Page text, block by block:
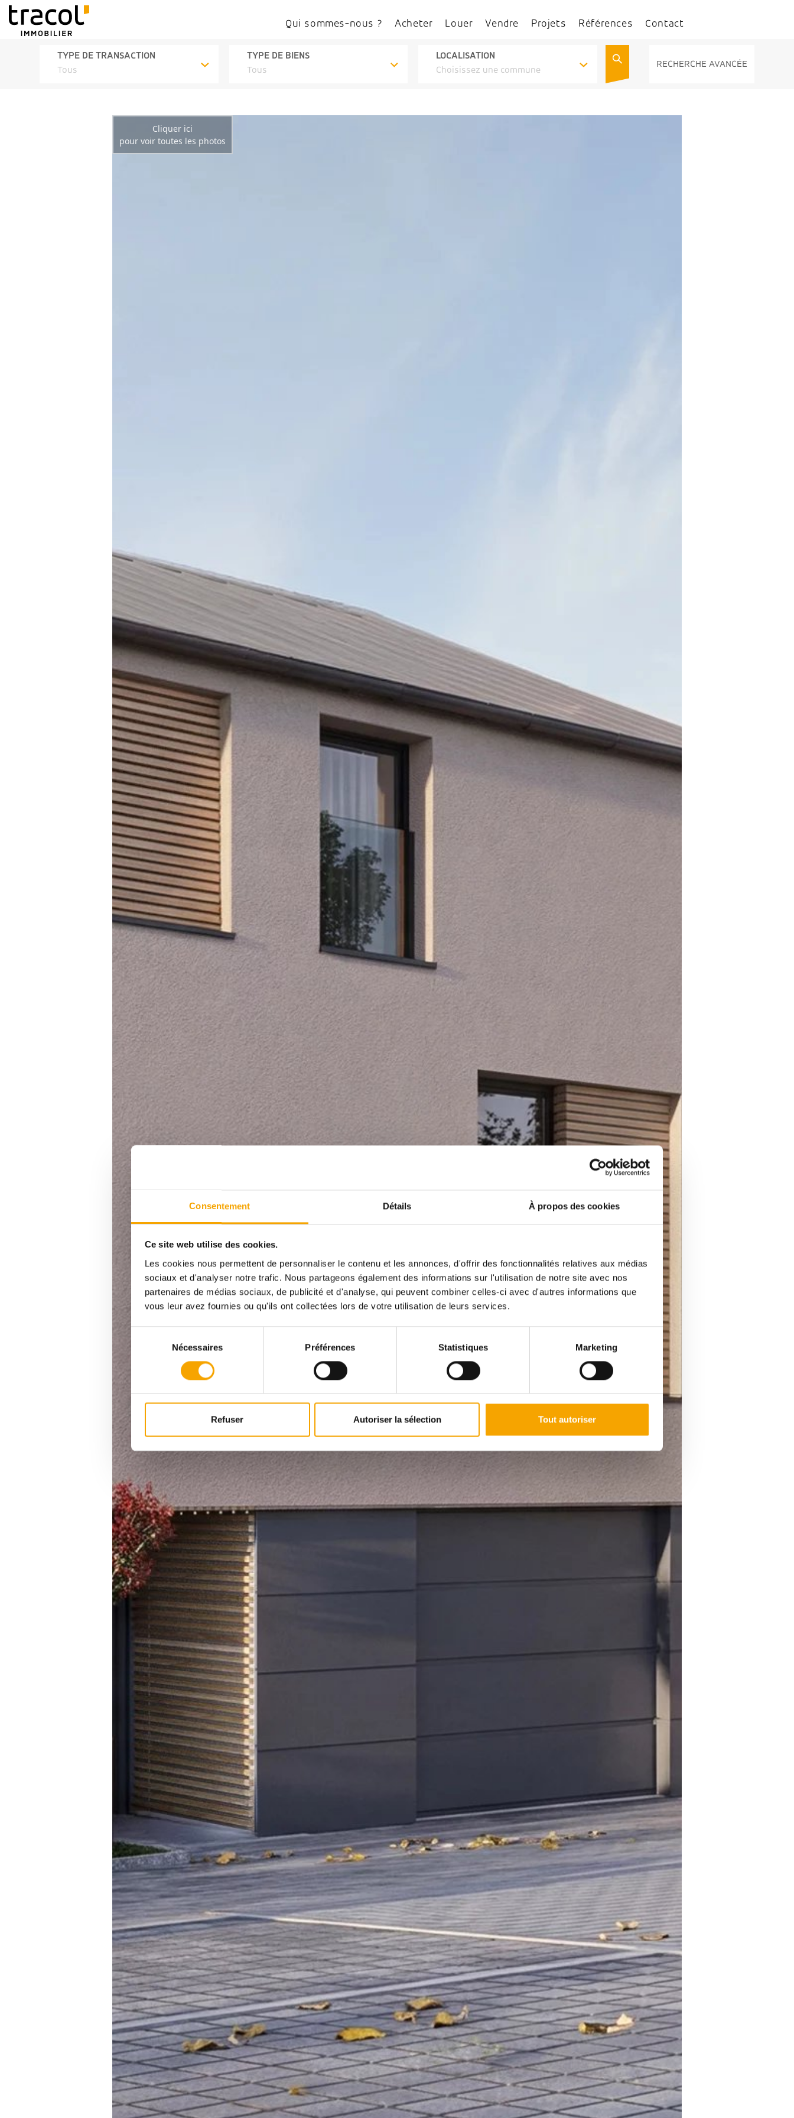
Consentement Détails À propos des cookies
Ce site web utilise des cookies.
Les cookies nous permettent de personnaliser le contenu et les annonces, d'offrir des fonctionnalités relatives aux médias
sociaux et d'analyser notre trafic. Nous partageons également des informations sur l'utilisation de notre site avec nos
partenaires de médias sociaux, de publicité et d'analyse, qui peuvent combiner celles-ci avec d'autres informations que
vous leur avez fournies ou qu'ils ont collectées lors de votre utilisation de leurs services.
consentement
Nécessaires Préférences Statistiques Marketing
Refuser Autoriser la sélection Tout autoriser
TYPE DE TRANSACTION
Tous
TYPE DE BIENS
Tous
LOCALISATION
Choisissez une commune
RECHERCHE AVANCÉE
Qui sommes-nous ? Acheter Louer Vendre Projets Références Contact
Cliquer ici
pour voir toutes les photos